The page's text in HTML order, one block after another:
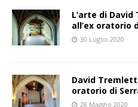
L’arte di
all’ex oratorio
30 Luglio 2020
David
oratorio di
28 Maggio 2020